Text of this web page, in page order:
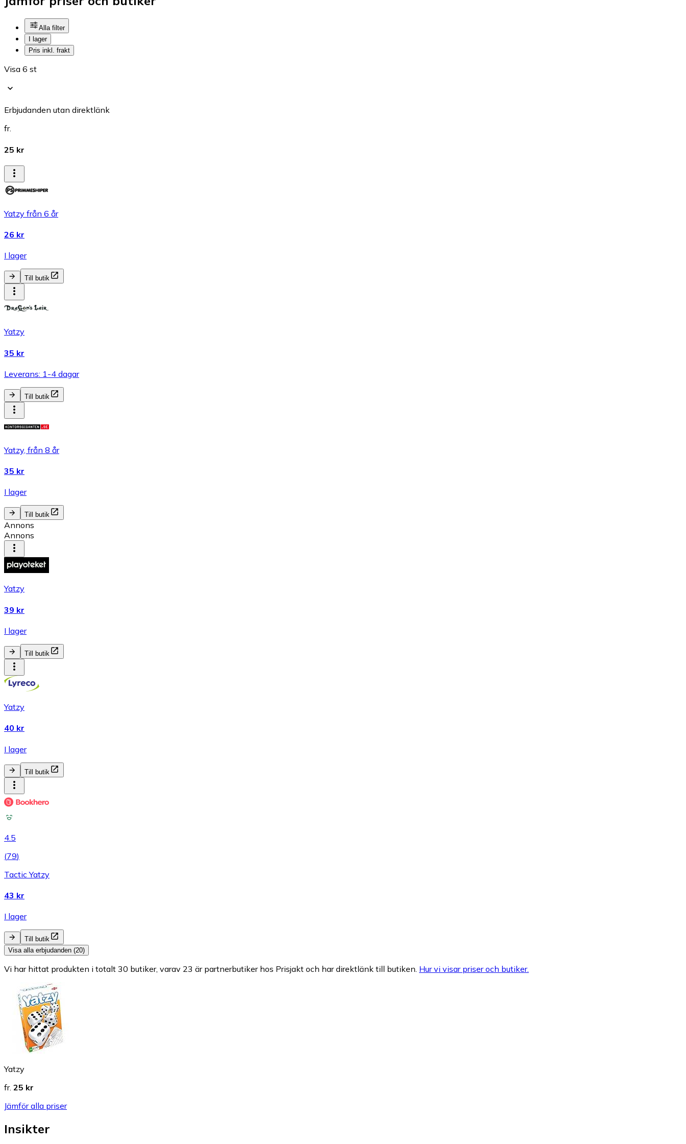
Alla filter
I lager
Pris inkl. frakt
Visa 6 st
Erbjudanden utan direktlänk
fr.
25 kr
Yatzy från 6 år
26 kr
I lager
Till butik
Yatzy
35 kr
Leverans: 1-4 dagar
Till butik
Yatzy, från 8 år
35 kr
I lager
Till butik
Annons
Annons
Yatzy
39 kr
I lager
Till butik
Yatzy
40 kr
I lager
Till butik
4.5
(79)
Tactic Yatzy
43 kr
I lager
Till butik
Visa alla erbjudanden (20)
Vi har hittat produkten i totalt 30 butiker, varav 23 är partnerbutiker hos Prisjakt och har direktlänk till butiken. Hur vi visar priser och butiker.
Yatzy
fr. 25 kr
Jämför alla priser
Insikter